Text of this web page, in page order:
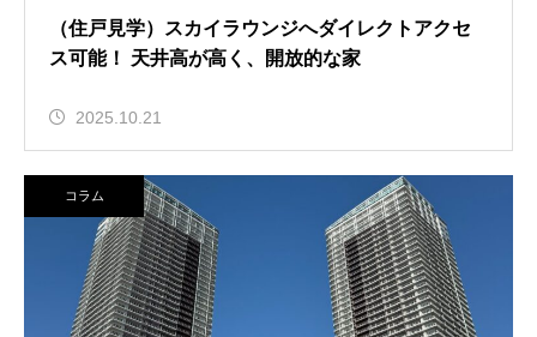
（住戸見学）スカイラウンジへダイレクトアクセ
ス可能！ 天井高が高く、開放的な家
2025.10.21
コラム